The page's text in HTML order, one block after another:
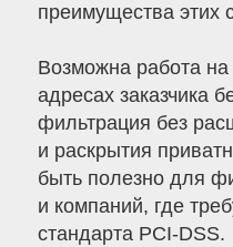
преимущества этих
Возможна работа
адресах заказчика
фильтрация без
и раскрытия
быть полезно для
и компаний, где
стандарта PCI-DSS.